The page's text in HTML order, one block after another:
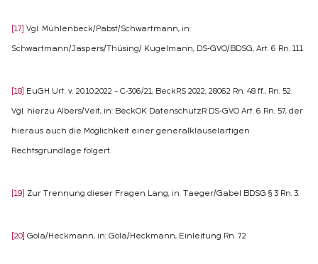
[17] Vgl. Mühlenbeck/Pabst/Schwartmann, in:
Schwartmann/Jaspers/Thüsing/ Kugelmann, DS-GVO/BDSG, Art. 6 Rn. 111
[18] EuGH Urt. v. 20.10.2022 – C-306/21, BeckRS 2022, 28062 Rn. 48 ff., Rn. 52.
Vgl. hierzu Albers/Veit, in: BeckOK DatenschutzR DS-GVO Art. 6 Rn. 57, der
hieraus auch die Möglichkeit einer generalklauselartigen
Rechtsgrundlage folgert.
[19] Zur Trennung dieser Fragen Lang, in: Taeger/Gabel BDSG § 3 Rn. 3.
[20] Gola/Heckmann, in: Gola/Heckmann, Einleitung Rn. 72